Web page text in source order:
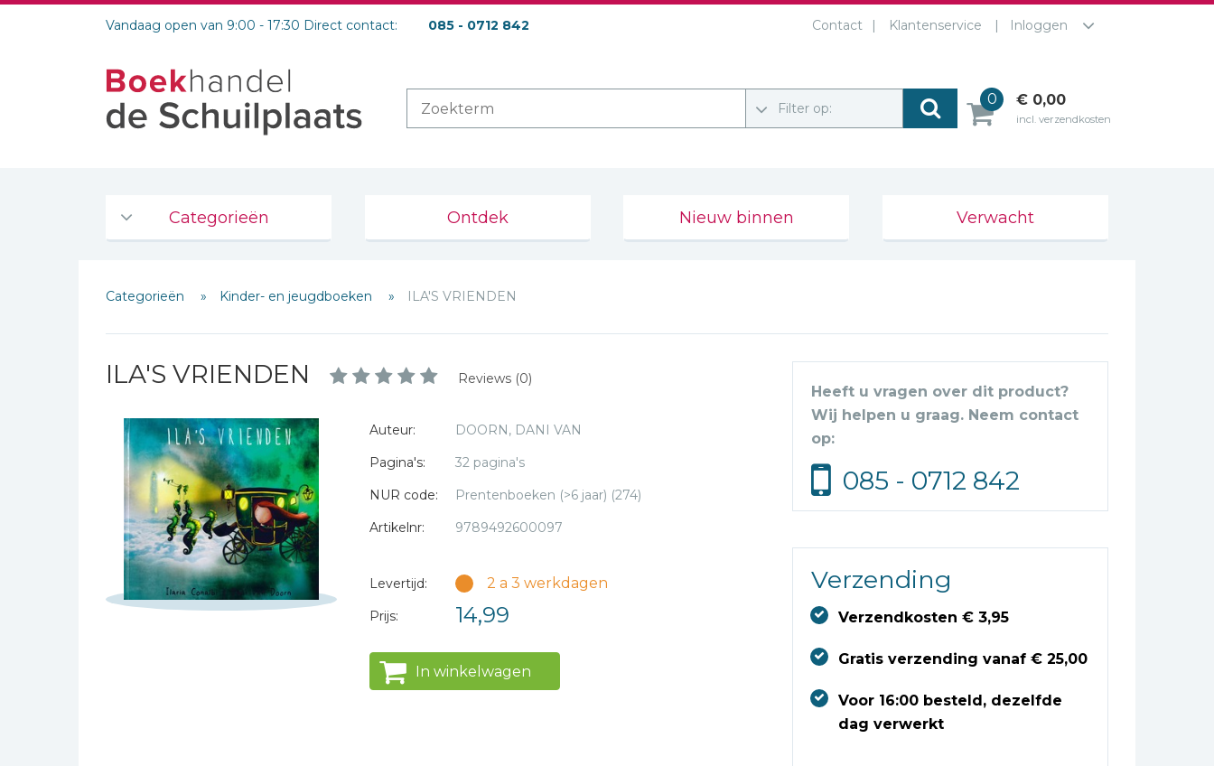
Vandaag open van 9:00 - 17:30 Direct contact: 085 - 0712 842 Contact Klantenservice Inloggen
Filter op:
0 € 0,00
incl. verzendkosten
Categorieën
De Bijbel
Bijbelse Dagboeken 2026
Bijbelstudie groepen
Bibles Foreign
Languages
Bijbelstudie
Geloof, duurzaamheid
en mileu
Benodigdheden voor
kerken
Christelijke spellen
Christelijke stripboeken
Ontdek Nieuw binnen Verwacht
Categorieën Kinder- en jeugdboeken ILA'S VRIENDEN
ILA'S VRIENDEN Reviews (0)
Auteur:
DOORN, DANI VAN
Pagina's:
32 pagina's
NUR code:
Prentenboeken (>6 jaar) (274)
Artikelnr:
9789492600097
Levertijd: 2 a 3 werkdagen
Prijs: 14,99
In winkelwagen
Heeft u vragen over dit product?
Wij helpen u graag. Neem contact
op:
085 - 0712 842
Verzending
Verzendkosten € 3,95
Gratis verzending vanaf € 25,00
Voor 16:00 besteld, dezelfde
dag verwerkt
Schrijf hieronder je review!
Sterren
E-mail *
Titel *